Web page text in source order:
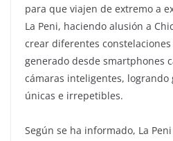
para que viajen de extremo a
La Peni, haciendo alusión a
crear diferentes
generado desde smartphones
cámaras inteligentes, logrando
únicas e irrepetibles.
Según se ha informado, La